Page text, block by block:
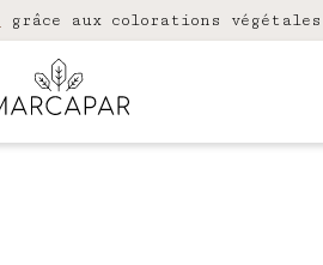
grâce aux colorations végétales